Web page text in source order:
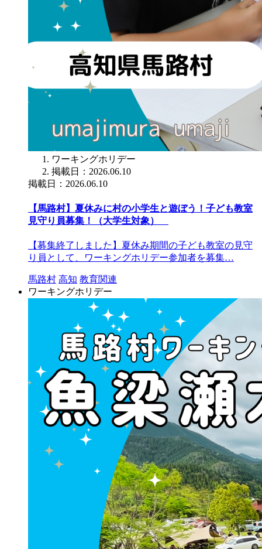
ワーキングホリデー
掲載日：2026.06.10
掲載日：2026.06.10
【馬路村】夏休みに村の小学生と遊ぼう！子ども教室
見守り員募集！（大学生対象）
【募集終了しました】夏休み期間の子ども教室の見守
り員として、ワーキングホリデー参加者を募集…
馬路村 高知 教育関連
ワーキングホリデー